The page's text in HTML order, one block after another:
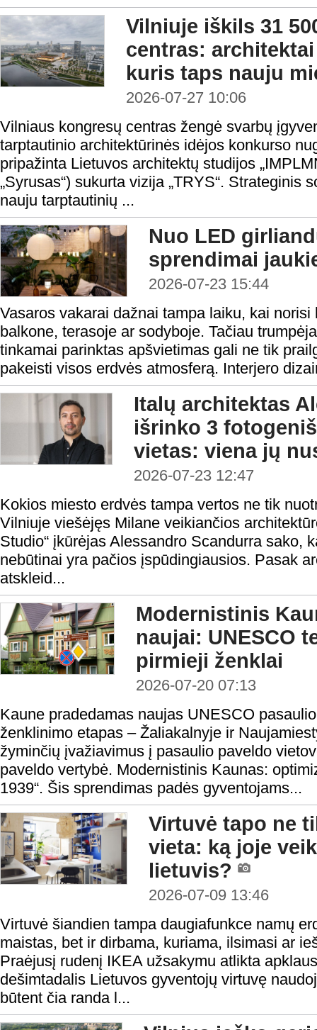
Vilniuje iškils 31
centras:
kuris taps nauju
2026-07-27 10:06
Vilniaus kongresų centras žengė svarbų
tarptautinio architektūrinės idėjos konkurso
pripažinta Lietuvos architektų studijos
„Syrusas“) sukurta vizija „TRYS“. Strateginis
nauju tarptautinių ...
Nuo LED
sprendimai
2026-07-23 15:44
Vasaros vakarai dažnai tampa laiku, kai
balkone, terasoje ar sodyboje. Tačiau
tinkamai parinktas apšvietimas gali ne tik
pakeisti visos erdvės atmosferą. Interjero
Italų architektas
išrinko 3
vietas: viena jų
2026-07-23 12:47
Kokios miesto erdvės tampa vertos ne tik
Vilniuje viešėjęs Milane veikiančios
Studio“ įkūrėjas Alessandro Scandurra sako,
nebūtinai yra pačios įspūdingiausios. Pasak
atskleid...
Modernistinis
naujai: UNESCO
pirmieji ženklai
2026-07-20 07:13
Kaune pradedamas naujas UNESCO
ženklinimo etapas – Žaliakalnyje ir
žyminčių įvažiavimus į pasaulio paveldo
paveldo vertybė. Modernistinis Kaunas:
1939“. Šis sprendimas padės gyventojams...
Virtuvė tapo ne
vieta: ką joje
lietuvis?
2026-07-09 13:46
Virtuvė šiandien tampa daugiafunkce namų
maistas, bet ir dirbama, kuriama, ilsimasi ar
Praėjusį rudenį IKEA užsakymu atlikta
dešimtadalis Lietuvos gyventojų virtuvę
būtent čia randa l...